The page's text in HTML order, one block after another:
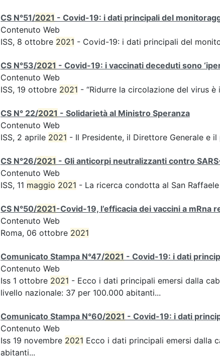
CS N°51/2021 - Covid-19: i dati principali del
Contenuto Web
ISS, 8 ottobre 2021 - Covid-19: i dati principali del
CS N°53/2021 - Covid-19: i vaccinati deceduti sono
Contenuto Web
ISS, 19 ottobre 2021 - “Ridurre la circolazione del virus
CS N° 22/2021 - Solidarietà al Ministro Speranza
Contenuto Web
ISS, 2 aprile 2021 - Il Presidente, il Direttore Generale e il
CS N°26/2021 - Gli anticorpi neutralizzanti contro
Contenuto Web
ISS, 11 maggio 2021 - La ricerca condotta al San
CS N°50/2021-Covid-19, l’efficacia dei vaccini a mRna
Contenuto Web
Roma, 06 ottobre 2021
Comunicato Stampa N°47/2021 - Covid-19: i dati
Contenuto Web
Iss 1 ottobre 2021 - Ecco i dati principali emersi dalla
livello nazionale: 37 per 100.000 abitanti...
Comunicato Stampa N°60/2021 - Covid-19: i dati
Contenuto Web
Iss 19 novembre 2021 Ecco i dati principali emersi dalla
abitanti...